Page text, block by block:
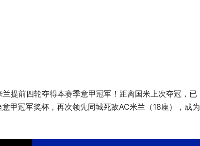
提前四轮夺得本赛季意甲冠军！距离国米上次夺冠，已
甲冠军奖杯，再次领先同城死敌AC米兰（18座），成为